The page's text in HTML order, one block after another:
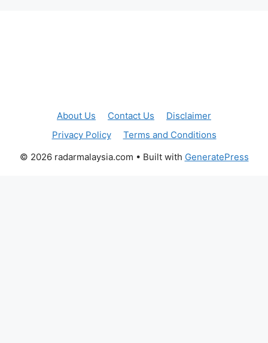
About Us Contact Us
Disclaimer
Privacy Policy
Terms and Conditions
© 2026 radarmalaysia.com • Built with GeneratePress